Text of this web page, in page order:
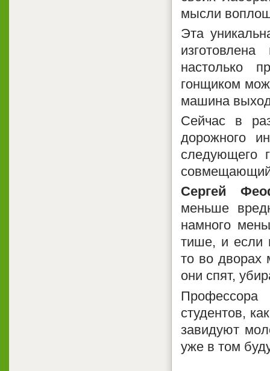
мысли
Эта
настолько
гонщиком
машина
Сейчас в
дорожного
следующего
совмещающий
Сергей
меньше
намного
тише, и если
то во дворах
они спят,
студентов,
завидуют
уже в том